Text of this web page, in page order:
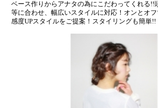
ベース作りからアナタの為にこだわってくれる!!
等に合わせ、幅広いスタイルに対応！オンとオ
感度UPスタイルをご提案！スタイリングも簡単!!